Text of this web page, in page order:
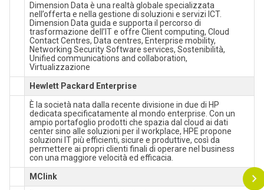
Dimension Data è una realtà globale specializzata
nell’offerta e nella gestione di soluzioni e servizi ICT.
Dimension Data guida e supporta il percorso di
trasformazione dell’IT e offre Client computing, Cloud
Contact Centres, Data centres, Enterprise mobility,
Networking Security Software services, Sostenibilità,
Unified communications and collaboration,
Virtualizzazione
Hewlett Packard Enterprise
È la società nata dalla recente divisione in due di HP
dedicata specificatamente al mondo enterprise. Con un
ampio portafoglio prodotti che spazia dal cloud ai dati
center sino alle soluzioni per il workplace, HPE propone
soluzioni IT più efficienti, sicure e produttive, così da
permettere ai propri clienti finali di operare nel business
con una maggiore velocità ed efficacia.
MClink